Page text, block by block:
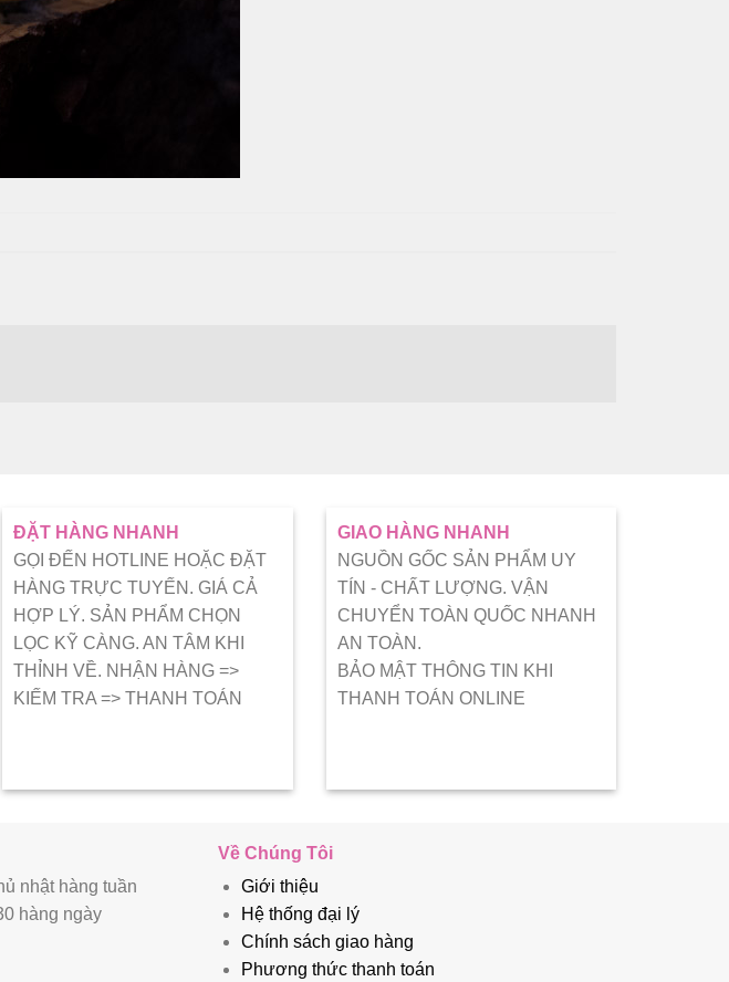
ĐẶT HÀNG NHANH
GỌI ĐẾN HOTLINE HOẶC ĐẶT
HÀNG TRỰC TUYẾN. GIÁ CẢ
HỢP LÝ. SẢN PHẨM CHỌN
LỌC KỸ CÀNG. AN TÂM KHI
THỈNH VỀ. NHẬN HÀNG =>
KIẾM TRA => THANH TOÁN
GIAO HÀNG NHANH
NGUỒN GỐC SẢN PHẨM UY
TÍN - CHẤT LƯỢNG. VẬN
CHUYỂN TOÀN QUỐC NHANH
AN TOÀN.
BẢO MẬT THÔNG TIN KHI
THANH TOÁN ONLINE
nhật hàng tuần
hàng ngày
Về Chúng Tôi
Giới thiệu
Hệ thống đại lý
Chính sách giao hàng
Phương thức thanh toán